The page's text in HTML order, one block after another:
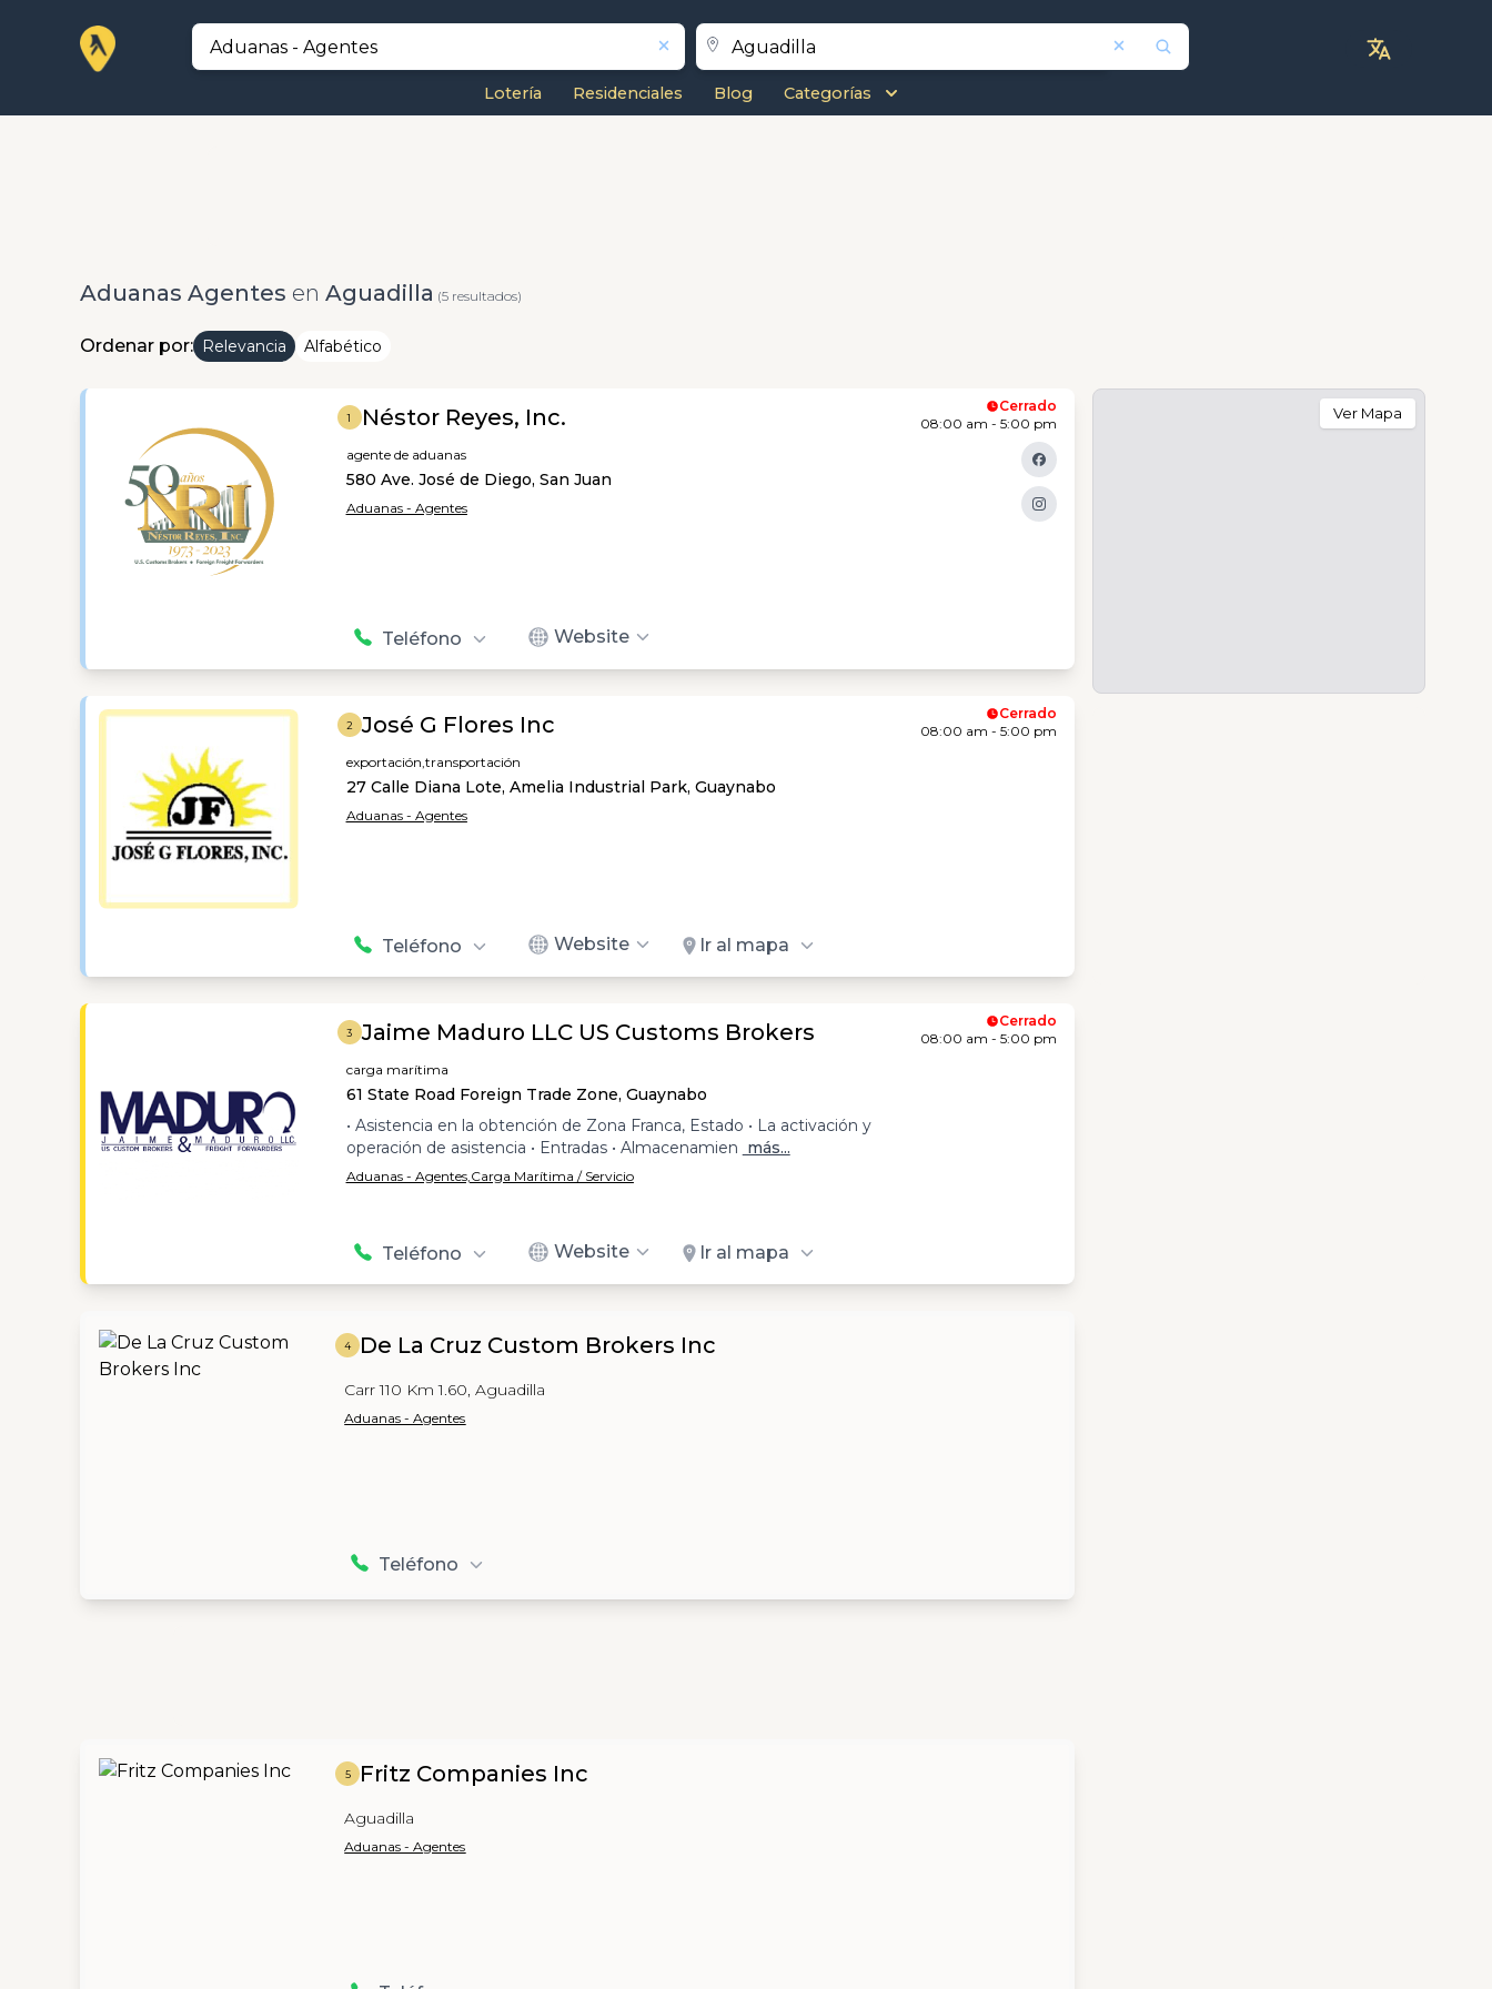
Lotería Residenciales Blog Categorías
Aduanas Agentes en Aguadilla (5 resultados)
Ordenar por: Relevancia Alfabético
1 Néstor Reyes, Inc.
agente de aduanas
580 Ave. José de Diego, San Juan
Aduanas - Agentes
Teléfono Website
Cerrado
08:00 am - 5:00 pm
2 José G Flores Inc
exportación,transportación
27 Calle Diana Lote, Amelia Industrial Park, Guaynabo
Aduanas - Agentes
Teléfono Website Ir al mapa
Cerrado
08:00 am - 5:00 pm
3 Jaime Maduro LLC US Customs Brokers
carga marítima
61 State Road Foreign Trade Zone, Guaynabo
• Asistencia en la obtención de Zona Franca, Estado • La activación y
operación de asistencia • Entradas • Almacenamien más...
Aduanas - Agentes,Carga Marítima / Servicio
Teléfono Website Ir al mapa
Cerrado
08:00 am - 5:00 pm
4 De La Cruz Custom Brokers Inc
Carr 110 Km 1.60, Aguadilla
Aduanas - Agentes
Teléfono
5 Fritz Companies Inc
Aguadilla
Aduanas - Agentes
Ver Mapa